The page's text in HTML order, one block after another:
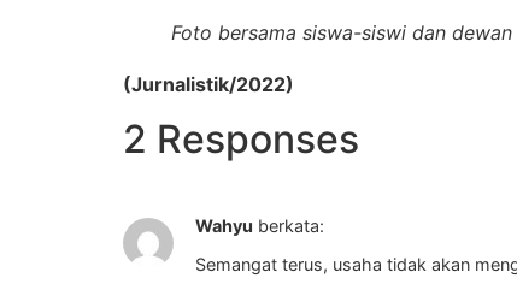
Foto bersama siswa-siswi dan
(Jurnalistik/2022)
2 Responses
Wahyu berkata:
Semangat terus, usaha tidak akan